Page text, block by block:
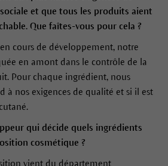
et que tous les produits aient
Que faîtes-vous pour cela ?
cours de développement, notre
en amont dans le contrôle de la
Pour chaque ingrédient, nous
à nos exigences de qualité et si il est
qui décide quels ingrédients
cosmétique ?
vient du département